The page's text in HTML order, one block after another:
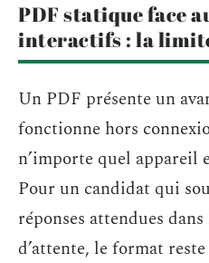
PDF statique face
interactifs : la
Un PDF présente un
fonctionne hors
n’importe quel appareil
Pour un candidat qui
réponses attendues
d’attente, le format